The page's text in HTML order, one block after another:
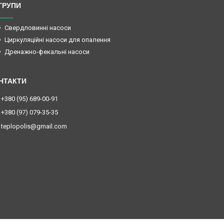
Свердловинні насоси
Циркуляційні насоси для опалення
Дренажно-фекальні насоси
+380 (95) 689-00-91
+380 (97) 079-35-35
teplopolis@gmail.com